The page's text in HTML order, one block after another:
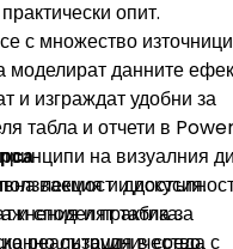
опит.
с множество
моделират данните
и изграждат удобни за
табла и отчети в
на визуалния
и
и споделят табла за
сътрудничество.
лекция и дискусия.
и практика.
реализация в среда с